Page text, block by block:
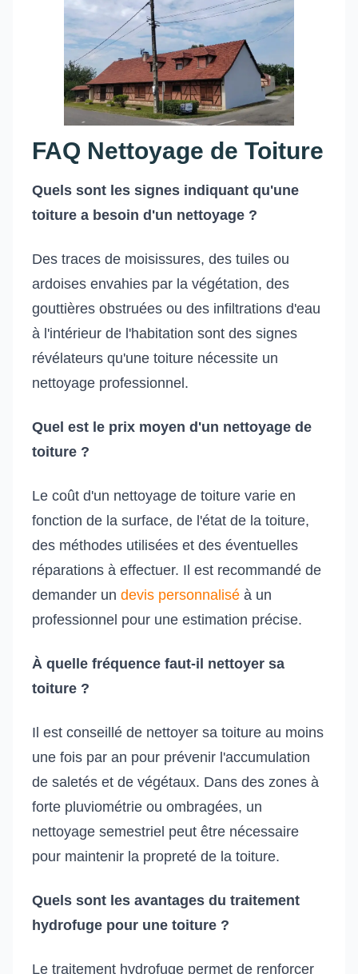
FAQ Nettoyage de Toiture
Quels sont les signes indiquant qu'une
toiture a besoin d'un nettoyage ?
Des traces de moisissures, des tuiles ou
ardoises envahies par la végétation, des
gouttières obstruées ou des infiltrations d'eau
à l'intérieur de l'habitation sont des signes
révélateurs qu'une toiture nécessite un
nettoyage professionnel.
Quel est le prix moyen d'un nettoyage de
toiture ?
Le coût d'un nettoyage de toiture varie en
fonction de la surface, de l'état de la toiture,
des méthodes utilisées et des éventuelles
réparations à effectuer. Il est recommandé de
demander un devis personnalisé à un
professionnel pour une estimation précise.
À quelle fréquence faut-il nettoyer sa
toiture ?
Il est conseillé de nettoyer sa toiture au moins
une fois par an pour prévenir l'accumulation
de saletés et de végétaux. Dans des zones à
forte pluviométrie ou ombragées, un
nettoyage semestriel peut être nécessaire
pour maintenir la propreté de la toiture.
Quels sont les avantages du traitement
hydrofuge pour une toiture ?
Le traitement hydrofuge permet de renforcer